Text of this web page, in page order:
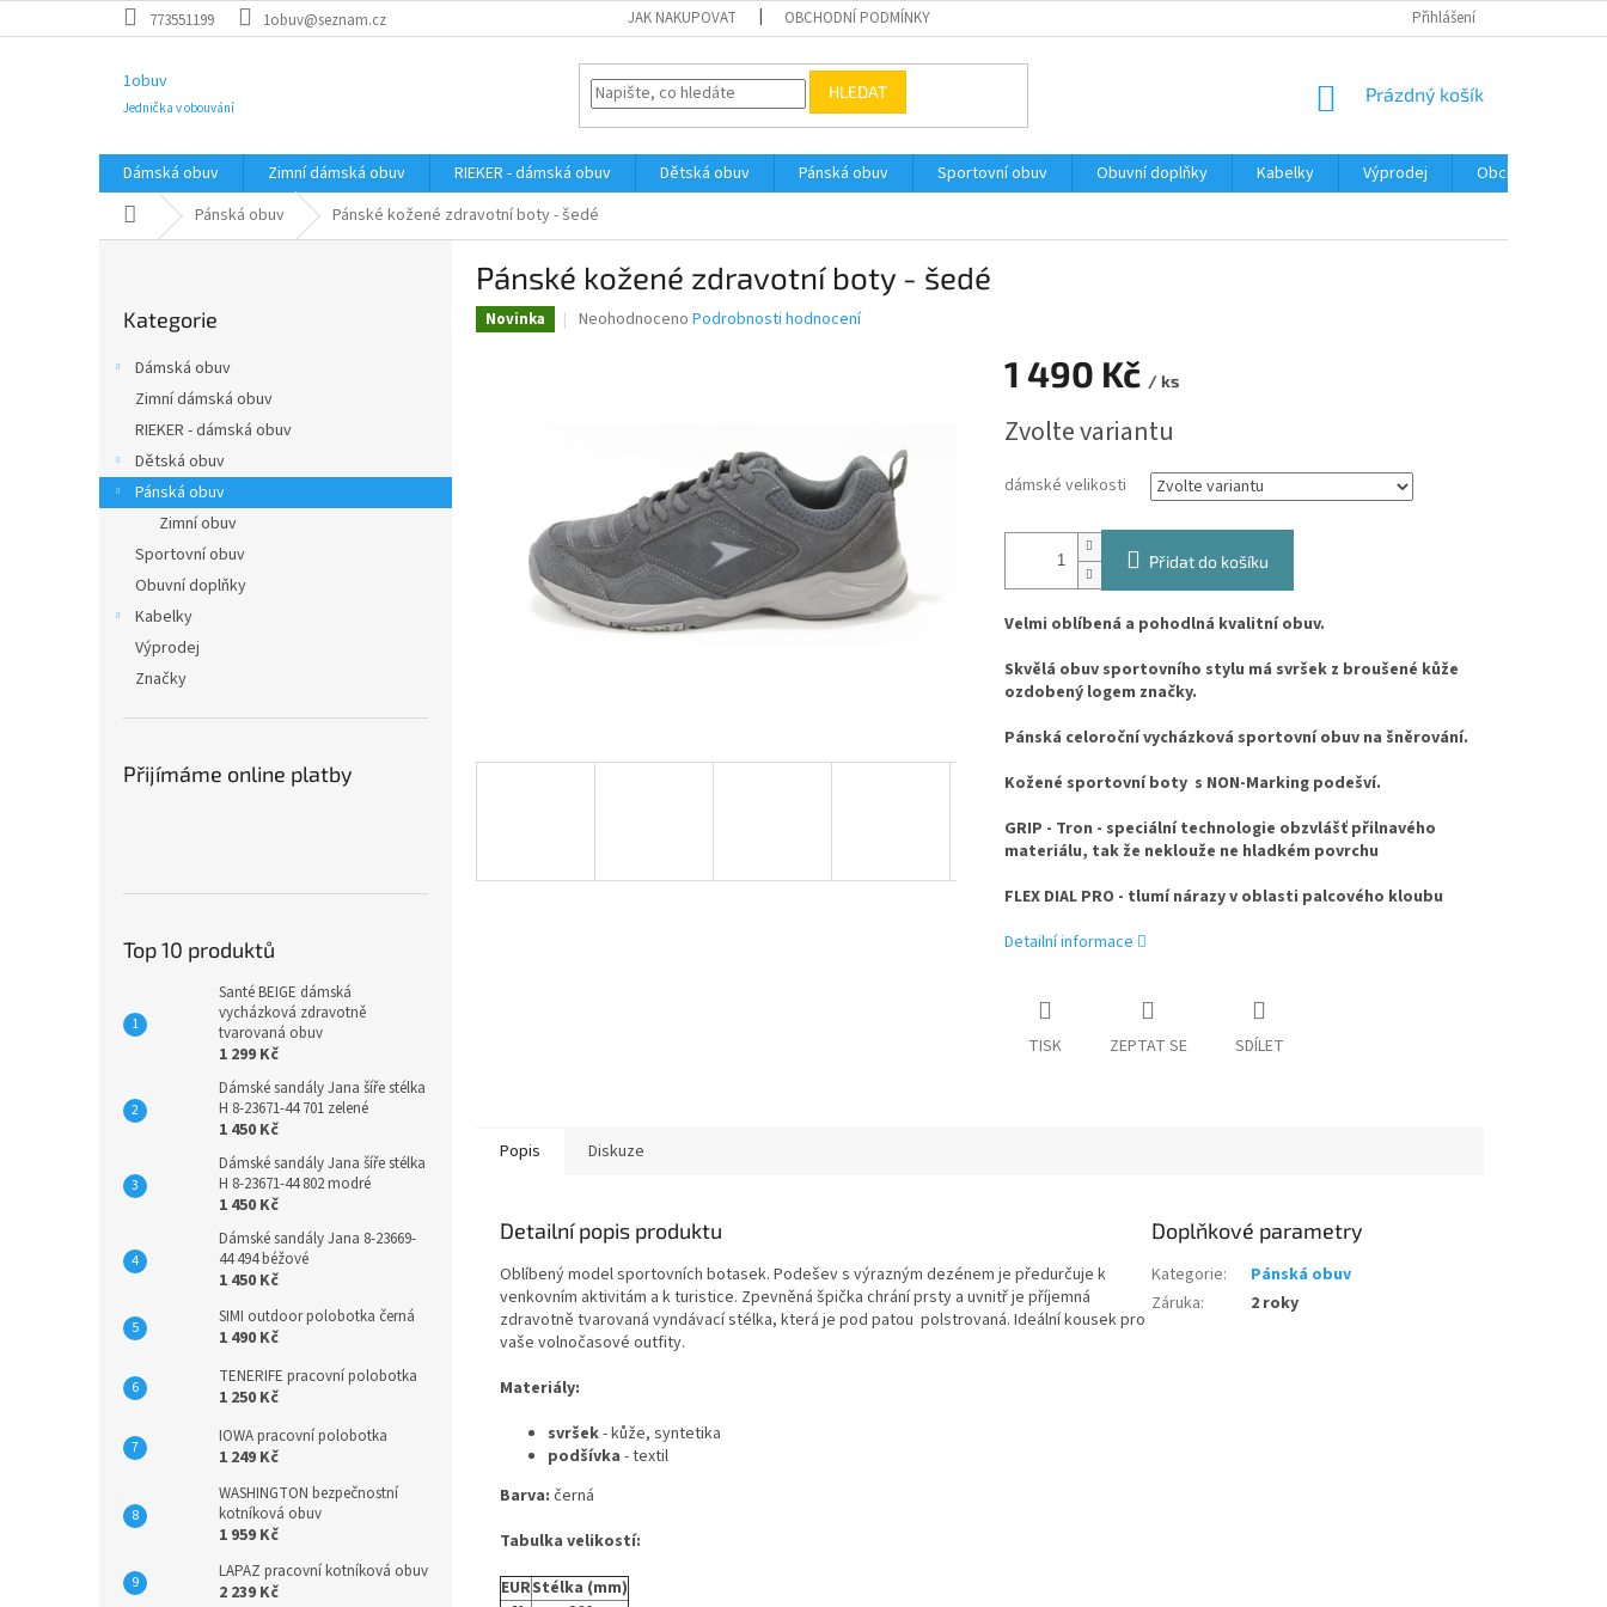
na
773551199 1obuv@seznam.cz JAK NAKUPOVAT OBCHODNÍ PODMÍNKY Přihlášení
1obuv
Jednička v obouvání
HLEDAT
NÁKUPNÍ
Prázdný košík
Dámská obuv Zimní dámská obuv RIEKER - dámská obuv Dětská obuv Pánská obuv Sportovní obuv Obuvní doplňky Kabelky Výprodej
Obchodní
Domů Pánská obuv Pánské kožené zdravotní boty - šedé
a
kategorie
Kategorie
Dámská obuv
Zimní dámská obuv
RIEKER - dámská obuv
Dětská obuv
Pánská obuv
Zimní obuv
Sportovní obuv
Obuvní doplňky
Kabelky
Výprodej
Značky
Přijímáme online platby
Top 10 produktů
Santé BEIGE dámská
vycházková zdravotně
tvarovaná obuv
1 299 Kč
Dámské sandály Jana šíře stélka
H 8-23671-44 701 zelené
1 450 Kč
Dámské sandály Jana šíře stélka
H 8-23671-44 802 modré
1 450 Kč
Dámské sandály Jana 8-23669-
44 494 béžové
1 450 Kč
SIMI outdoor polobotka černá
1 490 Kč
TENERIFE pracovní polobotka
1 250 Kč
IOWA pracovní polobotka
1 249 Kč
WASHINGTON bezpečnostní
kotníková obuv
1 959 Kč
LAPAZ pracovní kotníková obuv
2 239 Kč
Pánské kožené zdravotní boty - šedé
Novinka
Průměrné
Neohodnoceno Podrobnosti hodnocení
1 490 Kč / ks
cena:
Zvolte variantu
dámské velikosti
Přidat do košíku
Velmi oblíbená a pohodlná kvalitní obuv.
Skvělá obuv sportovního stylu má svršek z broušené kůže
ozdobený logem značky.
Pánská celoroční vycházková sportovní obuv na šněrování.
Kožené sportovní boty s NON-Marking podešví.
GRIP - Tron - speciální technologie obzvlášť přilnavého
materiálu, tak že neklouže ne hladkém povrchu
FLEX DIAL PRO - tlumí nárazy v oblasti palcového kloubu
Detailní informace
TISK ZEPTAT SE SDÍLET
Popis Diskuze
Detailní popis produktu
Oblíbený model sportovních botasek. Podešev s výrazným dezénem je předurčuje k
venkovním aktivitám a k turistice. Zpevněná špička chrání prsty a uvnitř je příjemná
zdravotně tvarovaná vyndávací stélka, která je pod patou polstrovaná. Ideální kousek pro
vaše volnočasové outfity.
Materiály:
svršek- kůže, syntetika
podšívka - textil
Barva: černá
Tabulka velikostí:
EURStélka (mm)
Doplňkové parametry
Kategorie:
Pánská obuv
Záruka: 2 roky